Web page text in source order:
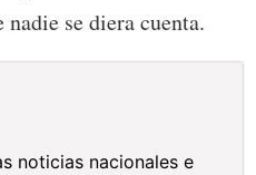
se diera cuenta.
noticias nacionales e